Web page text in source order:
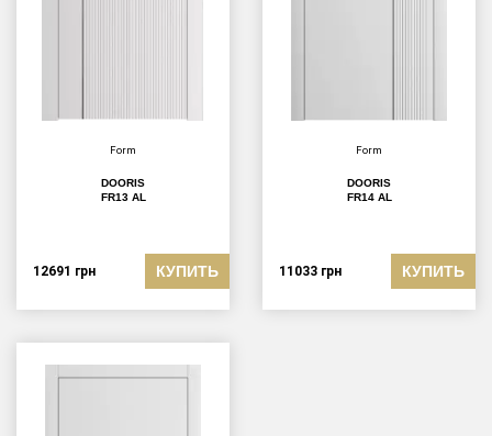
Form
DOORIS
FR13 AL
12691 грн КУПИТЬ
Form
DOORIS
FR14 AL
11033 грн КУПИТЬ